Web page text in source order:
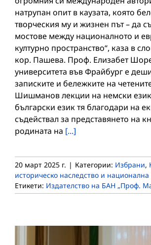
натрупан опит в каузата, която
творческия му и жизнен път – да
мостове между националното и
културно пространство“, каза в
кор. Пашева. Проф. Елизабет
университета във Фрайбург е
записките и бележките на
Шишманов лекции на немски
български език тя благодари на
съдействал за представянето на
родината на [...]
20 март 2025 г. | Категории: Избрани,
историческо наследство и
Етикети: Издателство на БАН „Проф.